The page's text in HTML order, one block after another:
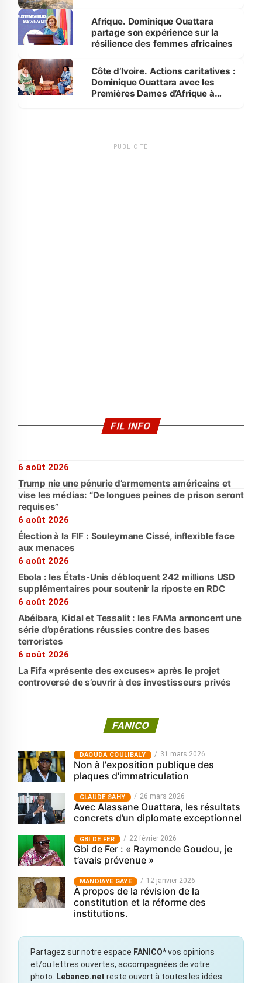
Afrique. Dominique Ouattara
partage son expérience sur la
résilience des femmes africaines
Côte d’Ivoire. Actions caritatives :
Dominique Ouattara avec les
Premières Dames d’Afrique à
PUBLICITÉ
FIL INFO
6 août 2026
Trump nie une pénurie d’armements américains et
vise les médias: “De longues peines de prison seront
requises”
6 août 2026
Élection à la FIF : Souleymane Cissé, inflexible face
aux menaces
6 août 2026
Ebola : les États-Unis débloquent 242 millions USD
supplémentaires pour soutenir la riposte en RDC
6 août 2026
Abéibara, Kidal et Tessalit : les FAMa annoncent une
série d’opérations réussies contre des bases
terroristes
6 août 2026
La Fifa «présente des excuses» après le projet
controversé de s’ouvrir à des investisseurs privés
FANICO
‎DAOUDA COULIBALY 31 mars 2026
Non à l'exposition publique des
plaques d'immatriculation
CLAUDE SAHY 26 mars 2026
Avec Alassane Ouattara, les résultats
concrets d’un diplomate exceptionnel
GBI DE FER 22 février 2026
Gbi de Fer : « Raymonde Goudou, je
t’avais prévenue »
MANDIAYE GAYE 12 janvier 2026
À propos de la révision de la
constitution et la réforme des
institutions.
Partagez sur notre espace FANICO*vos opinions
et/ou lettres ouvertes, accompagnées de votre
photo.
Lebanco.net reste ouvert à toutes les idées